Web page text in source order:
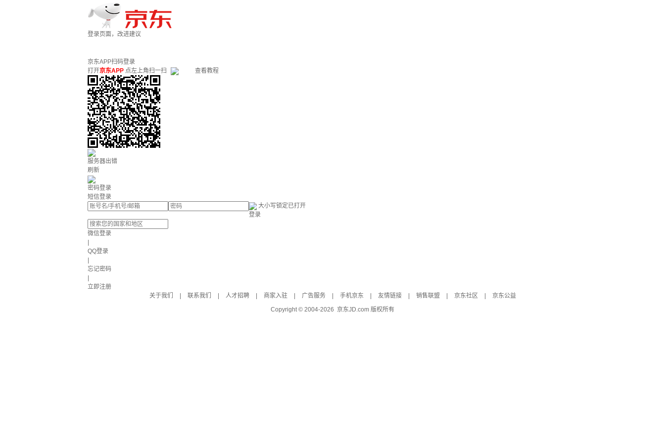
登录页面，改进建议
京东APP扫码登录
打开京东APP 点左上角扫一扫 查看教程
服务器出错
刷新
密码登录
短信登录
大小写锁定已打开
登录
微信登录
QQ登录
忘记密码
立即注册
关于我们
联系我们 人才招聘 商家入驻 广告服务 手机京东 友情链接 销售联盟 京东社区
京东公益
Copyright © 2004-2026 京东JD.com 版权所有